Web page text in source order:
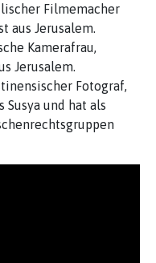
Filmemacher
aus Jerusalem.
Kamerafrau,
Jerusalem.
Fotograf,
Susya und hat als